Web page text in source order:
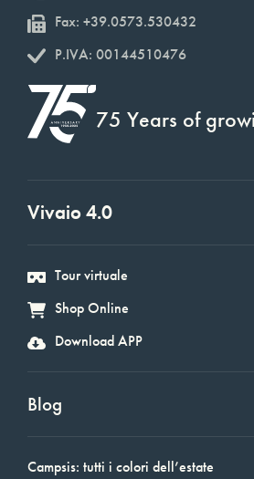
Fax: +39.0573.530432
P.IVA: 00144510476
75 Years of
Vivaio 4.0
Tour virtuale
Shop Online
Download APP
Blog
Campsis: tutti i colori dell’estate